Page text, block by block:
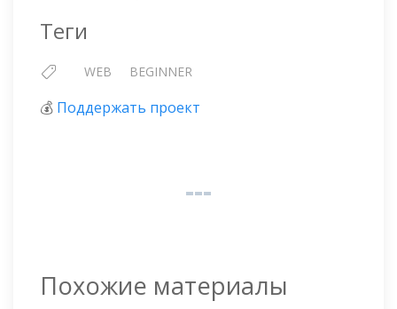
Теги
WEB BEGINNER
💰 Поддержать проект
Похожие материалы